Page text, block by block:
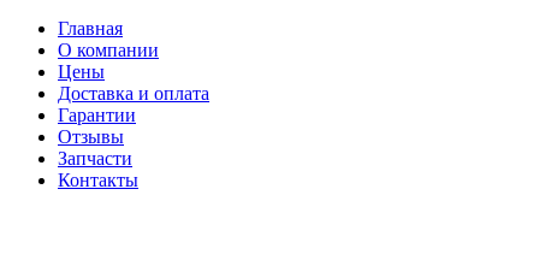
Главная
О компании
Цены
Доставка и оплата
Гарантии
Отзывы
Запчасти
Контакты